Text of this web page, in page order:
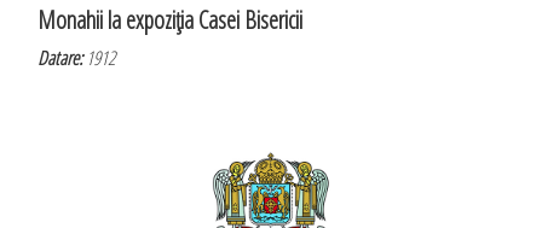
Monahii la expoziţia Casei Bisericii
Datare:1912